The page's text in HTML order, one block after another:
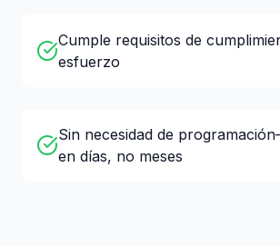
Cumple requisitos de
esfuerzo
Sin necesidad de
en días, no meses